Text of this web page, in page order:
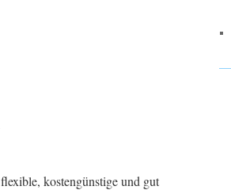
kostengünstige und gut